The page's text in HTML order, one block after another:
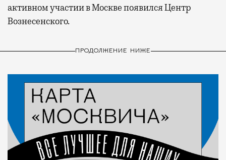
активном участии в Москве появился Центр
Вознесенского.
ПРОДОЛЖЕНИЕ НИЖЕ